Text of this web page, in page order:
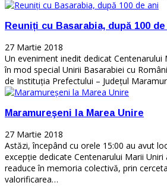
Reuniți cu Basarabia, după 100
27 Martie 2018
Un eveniment inedit dedicat Centenarului
în mod special Unirii Basarabiei cu
de Instituţia Prefectului – Judeţul
Maramureşeni la Marea Unire
27 Martie 2018
Astăzi, începând cu orele 15:00 au avut
excepţie dedicate Centenarului Marii Uniri
readuce în memoria colectivă, prin
valorificarea…